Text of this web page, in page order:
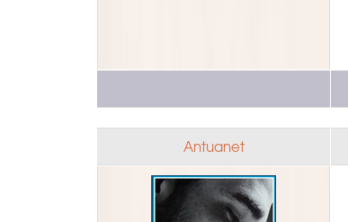
Antuanet